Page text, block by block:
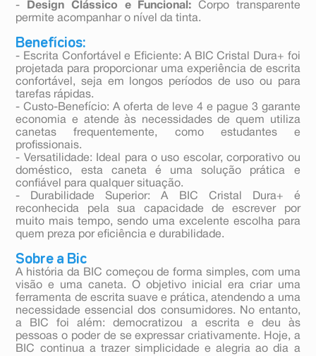
-
Design Clássico e Funcional: Corpo transparente
permite acompanhar o nível da tinta.
Benefícios:
- Escrita Confortável e Eficiente: A BIC Cristal Dura+ foi
projetada para proporcionar uma experiência de escrita
confortável, seja em longos períodos de uso ou para
tarefas rápidas.
- Custo-Benefício: A oferta de leve 4 e pague 3 garante
economia e atende às necessidades de quem utiliza
canetas frequentemente, como estudantes e
profissionais.
- Versatilidade: Ideal para o uso escolar, corporativo ou
doméstico, esta caneta é uma solução prática e
confiável para qualquer situação.
- Durabilidade Superior: A BIC Cristal Dura+ é
reconhecida pela sua capacidade de escrever por
muito mais tempo, sendo uma excelente escolha para
quem preza por eficiência e durabilidade.
Sobre a Bic
A história da BIC começou de forma simples, com uma
visão e uma caneta. O objetivo inicial era criar uma
ferramenta de escrita suave e prática, atendendo a uma
necessidade essencial dos consumidores. No entanto,
a BIC foi além: democratizou a escrita e deu às
pessoas o poder de se expressar criativamente. Hoje, a
BIC continua a trazer simplicidade e alegria ao dia a